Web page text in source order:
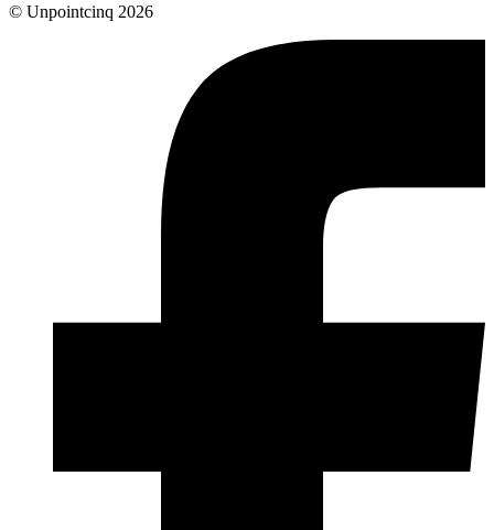
© Unpointcinq 2026